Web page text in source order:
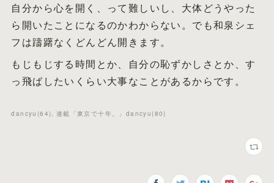
自分から心を開く、って難しいし、大体どうやった
ら開いたことになるのかわからない。でも和泉シェ
フは躊躇なくどんどん開きます。
もじもじする時間とか、自分の恥ずかしさとか、す
っ飛ばしたいくらい大事なことがあるからです。
dancyu (64) 連載「東京で十年。」dancyu (80)